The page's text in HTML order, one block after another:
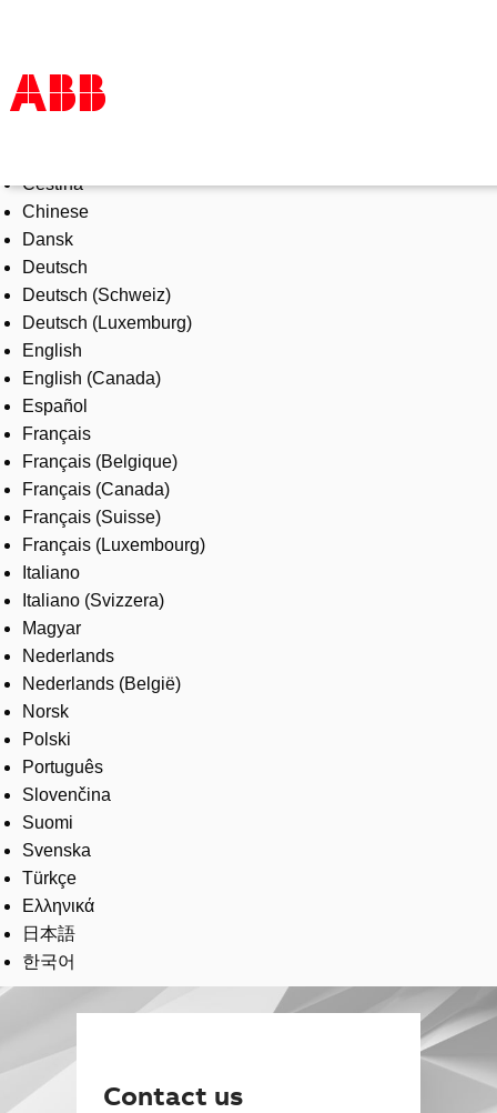
Products & Solutions
Industries
Services
About us
Where to buy
Contact us
Careers
Čeština
Chinese
Dansk
Deutsch
Deutsch (Schweiz)
Deutsch (Luxemburg)
English
English (Canada)
Español
Français
Français (Belgique)
Français (Canada)
Français (Suisse)
Français (Luxembourg)
Italiano
Italiano (Svizzera)
Magyar
Nederlands
Nederlands (België)
Norsk
Polski
Português
Slovenčina
Suomi
Svenska
Türkçe
Ελληνικά
日本語
한국어
Contact us